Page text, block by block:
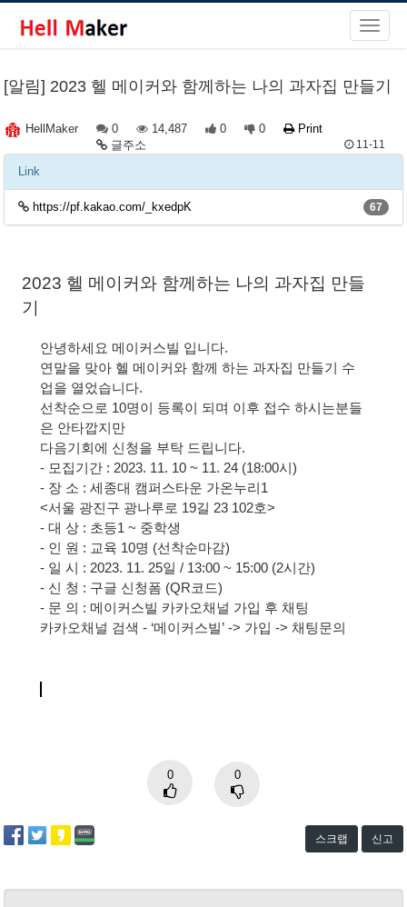
[알림] 2023 헬 메이커와 함께하는 나의 과자집 만들기
HellMaker 0 14,487 0 0
Print
글주소
11-11
Link
https://pf.kakao.com/_kxedpK 67
2023 헬 메이커와 함께하는 나의 과자집 만들
기
안녕하세요 메이커스빌 입니다.
연말을 맞아 헬 메이커와 함께 하는 과자집 만들기 수
업을 열었습니다.
선착순으로 10명이 등록이 되며 이후 접수 하시는분들
은 안타깝지만
다음기회에 신청을 부탁 드립니다.
- 모집기간 : 2023. 11. 10 ~ 11. 24 (18:00시)
- 장 소 : 세종대 캠퍼스타운 가온누리1
<서울 광진구 광나루로 19길 23 102호>
- 대 상 : 초등1 ~ 중학생
- 인 원 : 교육 10명 (선착순마감)
- 일 시 : 2023. 11. 25일 / 13:00 ~ 15:00 (2시간)
- 신 청 : 구글 신청폼 (QR코드)
- 문 의 : 메이커스빌 카카오채널 가입 후 채팅
카카오채널 검색 - ‘메이커스빌’ -> 가입 -> 채팅문의
0 0
스크랩 신고